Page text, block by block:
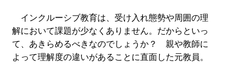
インクルーシブ教育は、受け入れ態勢や周囲の理
解において課題が少なくありません。だからといっ
て、あきらめるべきなのでしょうか？ 親や教師に
よって理解度の違いがあることに直面した元教員。